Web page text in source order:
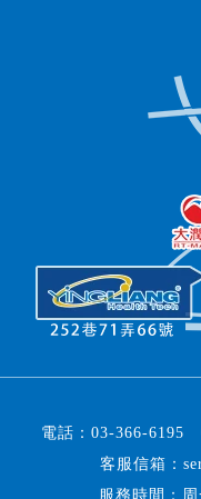
電話： 03-366-6195
客服信箱：
服務時間：